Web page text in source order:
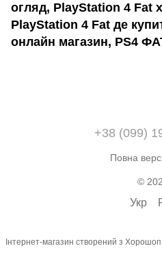
огляд, PlayStation 4 Fat
PlayStation 4 Fat де
онлайн магазин, PS4
+38 (099)
Повна
©
Укр
Інтернет-магазин створений з Хорошоп